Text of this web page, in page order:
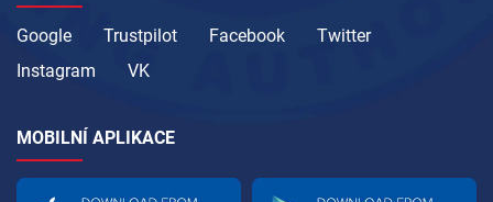
Google Trustpilot Facebook
Twitter
Instagram
VK
MOBILNÍ APLIKACE